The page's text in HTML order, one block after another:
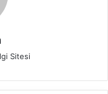
Sitesi